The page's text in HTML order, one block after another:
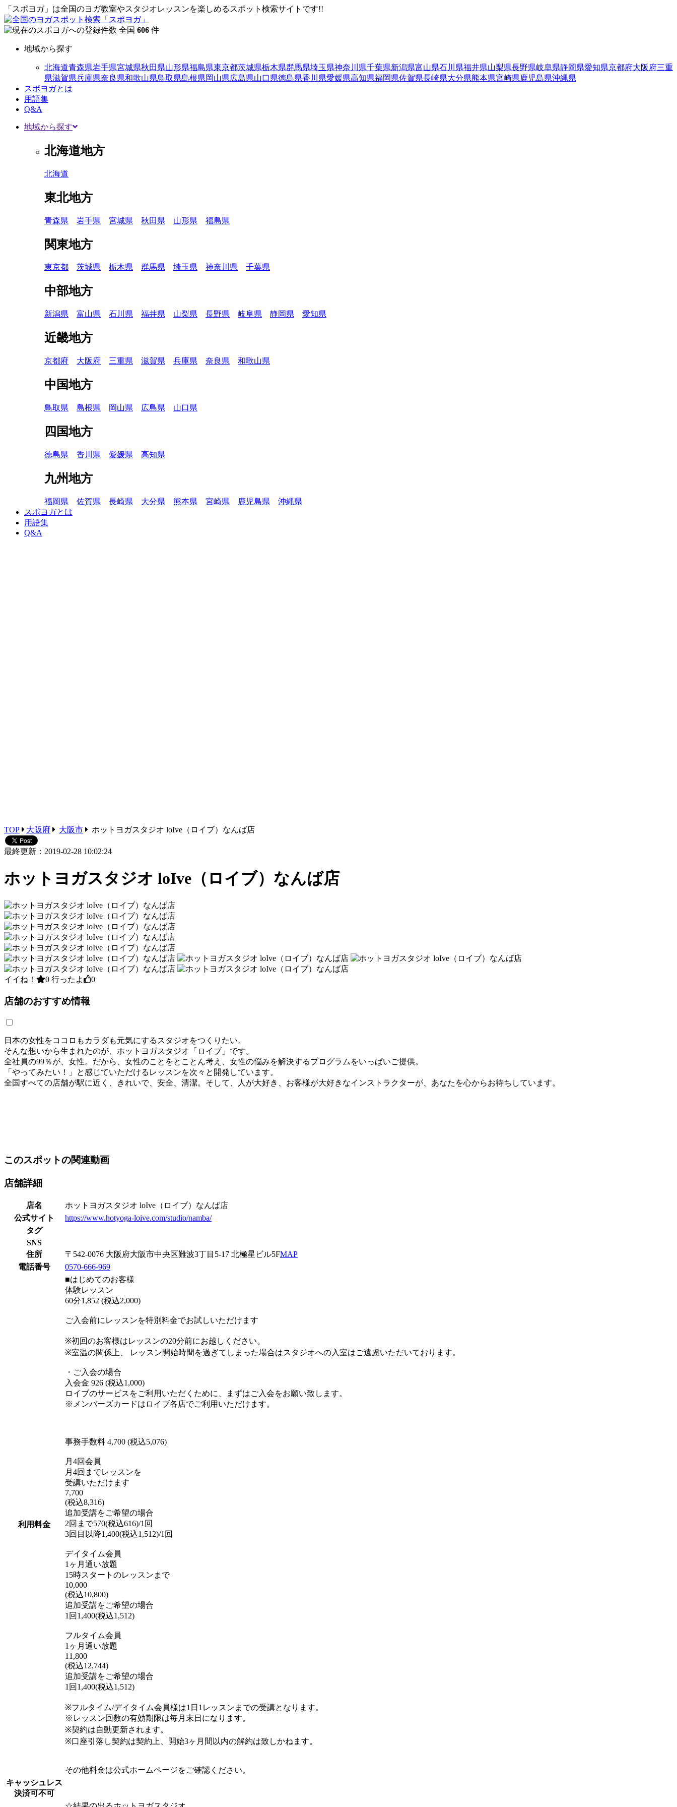
「スポヨガ」は全国のヨガ教室やスタジオレッスンを楽しめるスポット検索サイトです!!
全国 606 件
地域から探す
北海道青森県岩手県宮城県秋田県山形県福島県東京都茨城県栃木県群馬県埼玉県神奈川県千葉県新潟県富山県石川県福井県山梨県長野県岐阜県静岡県愛知県京都府大阪府三重
県滋賀県兵庫県奈良県和歌山県鳥取県島根県岡山県広島県山口県徳島県香川県愛媛県高知県福岡県佐賀県長崎県大分県熊本県宮崎県鹿児島県沖縄県
スポヨガとは
用語集
Q&A
地域から探す
北海道地方
北海道
東北地方
青森県 岩手県 宮城県 秋田県 山形県 福島県
関東地方
東京都 茨城県 栃木県 群馬県 埼玉県 神奈川県 千葉県
中部地方
新潟県 富山県 石川県 福井県 山梨県 長野県 岐阜県 静岡県 愛知県
近畿地方
京都府 大阪府 三重県 滋賀県 兵庫県 奈良県 和歌山県
中国地方
鳥取県 島根県 岡山県 広島県 山口県
四国地方
徳島県 香川県 愛媛県 高知県
九州地方
福岡県 佐賀県 長崎県 大分県 熊本県 宮崎県 鹿児島県
沖縄県
スポヨガとは
用語集
Q&A
TOP 大阪府 大阪市 ホットヨガスタジオ loIve（ロイブ）なんば店
最終更新：2019-02-28 10:02:24
ホットヨガスタジオ loIve（ロイブ）なんば店
イイね！ 0 行ったよ 0
店舗のおすすめ情報
日本の女性をココロもカラダも元気にするスタジオをつくりたい。
そんな想いから生まれたのが、ホットヨガスタジオ「ロイブ」です。
全社員の99％が、女性。だから、女性のことをとことん考え、女性の悩みを解決するプログラムをいっぱいご提供。
「やってみたい！」と感じていただけるレッスンを次々と開発しています。
全国すべての店舗が駅に近く、きれいで、安全、清潔。そして、人が大好き、お客様が大好きなインストラクターが、あなたを心からお待ちしています。
このスポットの関連動画
店舗詳細
店名
ホットヨガスタジオ loIve（ロイブ）なんば店
公式サイト
https://www.hotyoga-loive.com/studio/namba/
タグ
SNS
住所
〒542-0076 大阪府大阪市中央区難波3丁目5-17 北極星ビル5FMAP
電話番号
0570-666-969
利用料金
■はじめてのお客様
体験レッスン
60分1,852 (税込2,000)
ご入会前にレッスンを特別料金でお試しいただけます
※初回のお客様はレッスンの20分前にお越しください。
※室温の関係上、 レッスン開始時間を過ぎてしまった場合はスタジオへの入室はご遠慮いただいております。
・ご入会の場合
入会金 926 (税込1,000)
ロイブのサービスをご利用いただくために、まずはご入会をお願い致します。
※メンバーズカードはロイブ各店でご利用いただけます。
事務手数料 4,700 (税込5,076)
月4回会員
月4回までレッスンを
受講いただけます
7,700
(税込8,316)
追加受講をご希望の場合
2回まで570(税込616)/1回
3回目以降1,400(税込1,512)/1回
デイタイム会員
1ヶ月通い放題
15時スタートのレッスンまで
10,000
(税込10,800)
追加受講をご希望の場合
1回1,400(税込1,512)
フルタイム会員
1ヶ月通い放題
11,800
(税込12,744)
追加受講をご希望の場合
1回1,400(税込1,512)
※フルタイム/デイタイム会員様は1日1レッスンまでの受講となります。
※レッスン回数の有効期限は毎月末日になります。
※契約は自動更新されます。
※口座引落し契約は契約上、開始3ヶ月間以内の解約は致しかねます。
その他料金は公式ホームページをご確認ください。
キャッシュレス
決済可不可